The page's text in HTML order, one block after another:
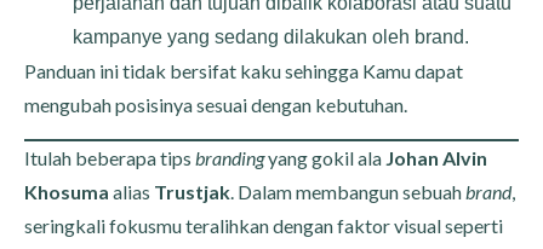
kampanye yang sedang dilakukan oleh brand.
Panduan ini tidak bersifat kaku sehingga Kamu dapat
mengubah posisinya sesuai dengan kebutuhan.
Itulah beberapa tips brandingyang gokil ala Johan Alvin
Khosuma alias Trustjak. Dalam membangun sebuahbrand,
seringkali fokusmu teralihkan dengan faktor visual seperti